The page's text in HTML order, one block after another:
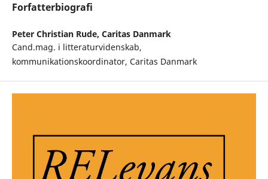
Forfatterbiografi
Peter Christian Rude, Caritas Danmark
Cand.mag. i litteraturvidenskab,
kommunikationskoordinator, Caritas Danmark